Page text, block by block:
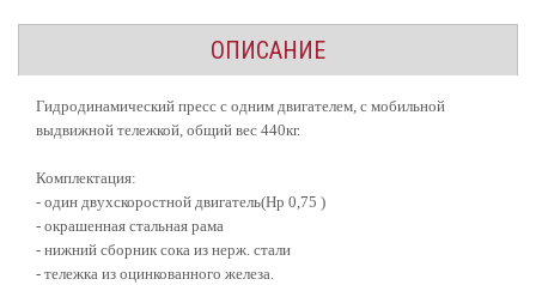
ОПИСАНИЕ
Гидродинамический пресс с одним двигателем, с мобильной
выдвижной тележкой, общий вес 440кг.
Комплектация:
- один двухскоростной двигатель(Hp 0,75 )
- окрашенная стальная рама
- нижний сборник сока из нерж. стали
- тележка из оцинкованного железа.